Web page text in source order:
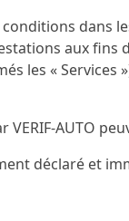
dans
aux
les «
AUTO
déclaré et